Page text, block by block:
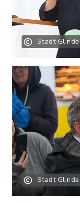
Stadt Glinde
Stadt Glinde